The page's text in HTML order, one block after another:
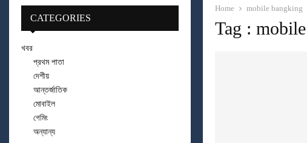
Home mobile bangking
Tag :
CATEGORIES
খবর
প্রথম পাতা
দেশীয়
আন্তর্জাতিক
মোবাইল
গেমিং
অন্যান্য